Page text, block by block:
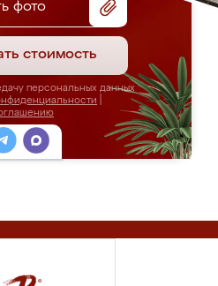
фото
стоимость
персональных данных